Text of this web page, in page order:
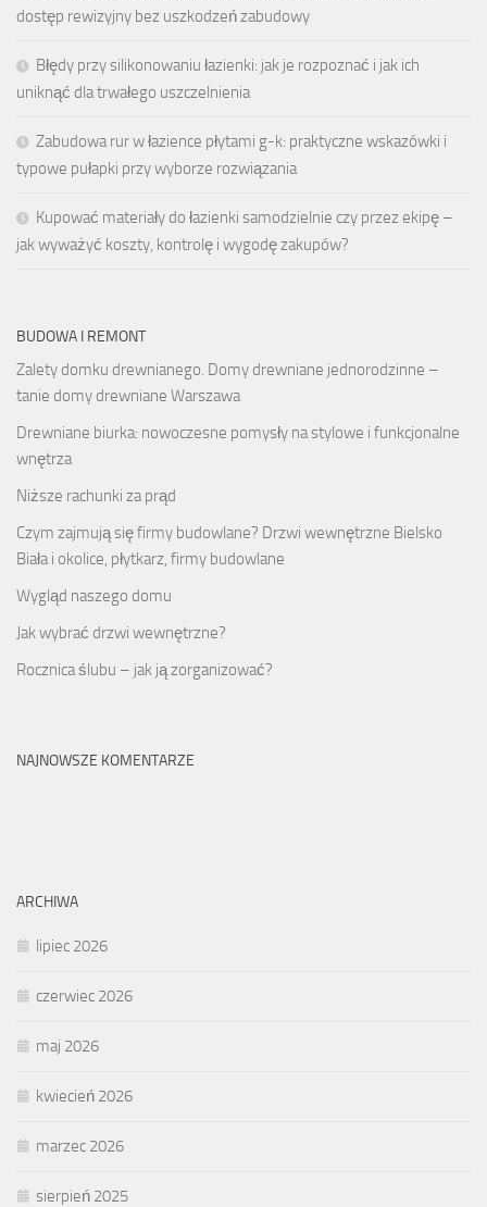
dostęp rewizyjny bez uszkodzeń zabudowy
Błędy przy silikonowaniu łazienki: jak je rozpoznać i jak ich
uniknąć dla trwałego uszczelnienia
Zabudowa rur w łazience płytami g-k: praktyczne wskazówki i
typowe pułapki przy wyborze rozwiązania
Kupować materiały do łazienki samodzielnie czy przez ekipę –
jak wyważyć koszty, kontrolę i wygodę zakupów?
BUDOWA I REMONT
Zalety domku drewnianego. Domy drewniane jednorodzinne –
tanie domy drewniane Warszawa
Drewniane biurka: nowoczesne pomysły na stylowe i funkcjonalne
wnętrza
Niższe rachunki za prąd
Czym zajmują się firmy budowlane? Drzwi wewnętrzne Bielsko
Biała i okolice, płytkarz, firmy budowlane
Wygląd naszego domu
Jak wybrać drzwi wewnętrzne?
Rocznica ślubu – jak ją zorganizować?
NAJNOWSZE KOMENTARZE
ARCHIWA
lipiec 2026
czerwiec 2026
maj 2026
kwiecień 2026
marzec 2026
sierpień 2025